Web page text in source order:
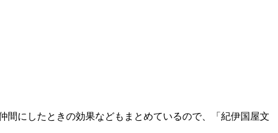
間にしたときの効果などもまとめているので、「紀伊国屋文